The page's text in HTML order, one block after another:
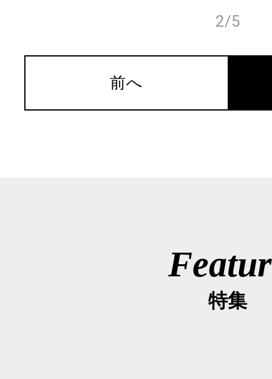
2/5
前へ
特集